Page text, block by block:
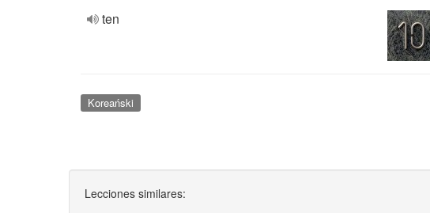
ten
Koreański
Lecciones similares: